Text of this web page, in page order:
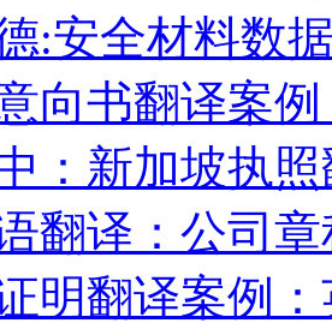
:安全材料数
向书翻译案
：新加坡执
翻译：公司
明翻译案例